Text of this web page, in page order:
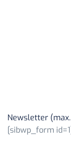
Newsletter
[sibwp_form